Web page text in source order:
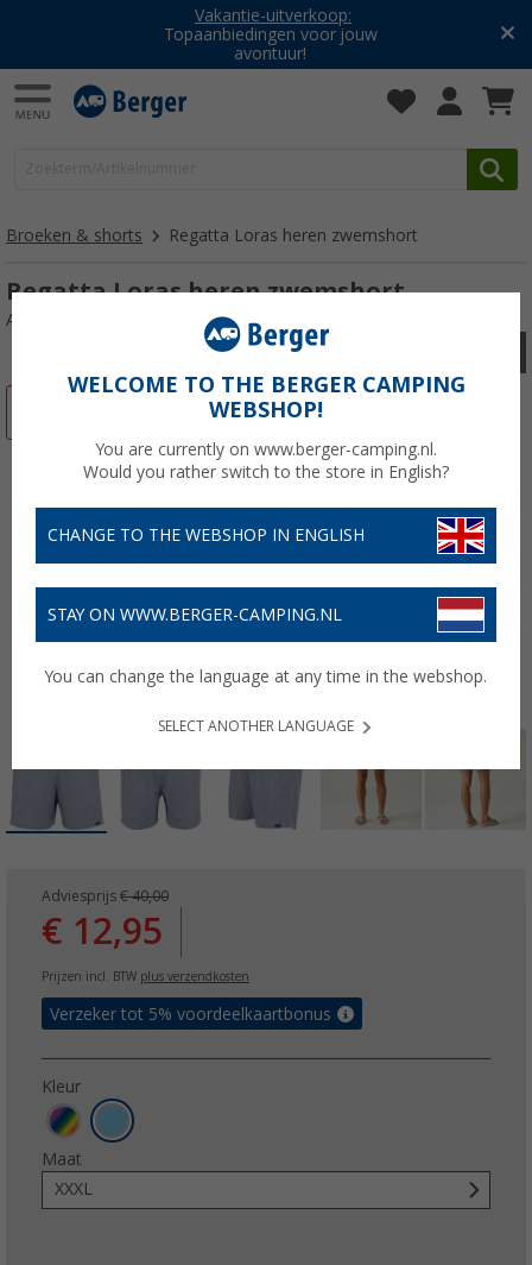
Vakantie-uitverkoop:
Topaanbiedingen voor jouw
avontuur!
Broeken & shorts Regatta Loras heren zwemshort
Regatta Loras heren zwemshort
Artikelnr: 649016XXXL
Adviesprijs € 40,00
€ 12,95
Prijzen incl. BTW plus verzendkosten
Verzeker tot 5% voordeelkaartbonus
Kleur
Maat
XXXL
WELCOME TO THE BERGER CAMPING
WEBSHOP!
You are currently on www.berger-camping.nl.
Would you rather switch to the store in English?
CHANGE TO THE WEBSHOP IN ENGLISH
STAY ON WWW.BERGER-CAMPING.NL
You can change the language at any time in the webshop.
SELECT ANOTHER LANGUAGE